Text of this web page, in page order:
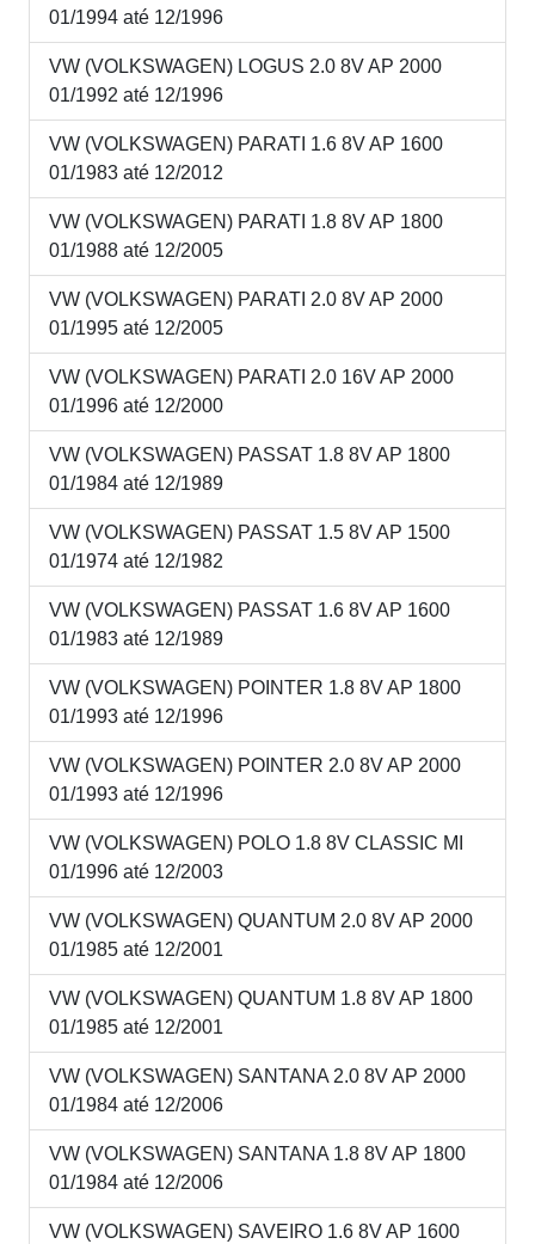
01/1994 até 12/1996
VW (VOLKSWAGEN) LOGUS 2.0 8V AP 2000
01/1992 até 12/1996
VW (VOLKSWAGEN) PARATI 1.6 8V AP 1600
01/1983 até 12/2012
VW (VOLKSWAGEN) PARATI 1.8 8V AP 1800
01/1988 até 12/2005
VW (VOLKSWAGEN) PARATI 2.0 8V AP 2000
01/1995 até 12/2005
VW (VOLKSWAGEN) PARATI 2.0 16V AP 2000
01/1996 até 12/2000
VW (VOLKSWAGEN) PASSAT 1.8 8V AP 1800
01/1984 até 12/1989
VW (VOLKSWAGEN) PASSAT 1.5 8V AP 1500
01/1974 até 12/1982
VW (VOLKSWAGEN) PASSAT 1.6 8V AP 1600
01/1983 até 12/1989
VW (VOLKSWAGEN) POINTER 1.8 8V AP 1800
01/1993 até 12/1996
VW (VOLKSWAGEN) POINTER 2.0 8V AP 2000
01/1993 até 12/1996
VW (VOLKSWAGEN) POLO 1.8 8V CLASSIC MI
01/1996 até 12/2003
VW (VOLKSWAGEN) QUANTUM 2.0 8V AP 2000
01/1985 até 12/2001
VW (VOLKSWAGEN) QUANTUM 1.8 8V AP 1800
01/1985 até 12/2001
VW (VOLKSWAGEN) SANTANA 2.0 8V AP 2000
01/1984 até 12/2006
VW (VOLKSWAGEN) SANTANA 1.8 8V AP 1800
01/1984 até 12/2006
VW (VOLKSWAGEN) SAVEIRO 1.6 8V AP 1600